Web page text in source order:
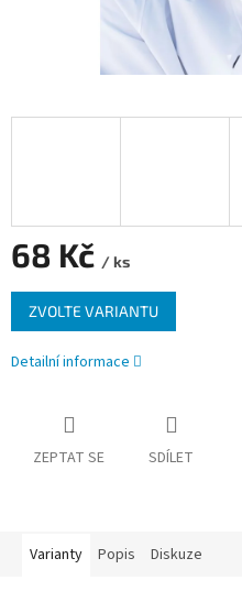
68 Kč / ks
Měrná
cena:
ZVOLTE VARIANTU
Detailní informace
ZEPTAT SE SDÍLET
Varianty Popis Diskuze